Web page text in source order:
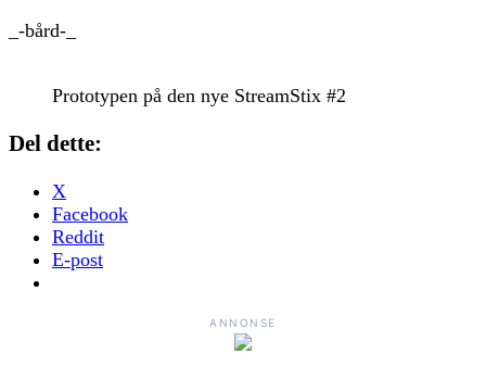
_-bård-_
Prototypen på den nye StreamStix #2
Del dette:
X
Facebook
Reddit
E-post
ANNONSE